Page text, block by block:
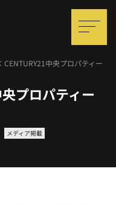
CENTURY21中央プロパティー
プロパティー
メディア掲載